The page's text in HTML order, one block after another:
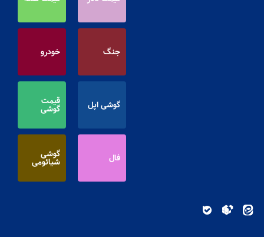
جنگ خودرو
گوشی اپل قیمت
گوشی
فال گوشی
شیائومی